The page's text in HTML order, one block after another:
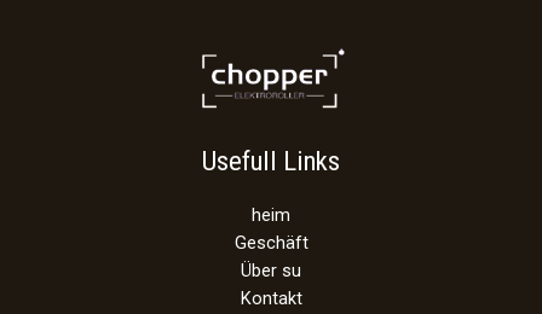
Usefull Links
heim
Geschäft
Über su
Kontakt